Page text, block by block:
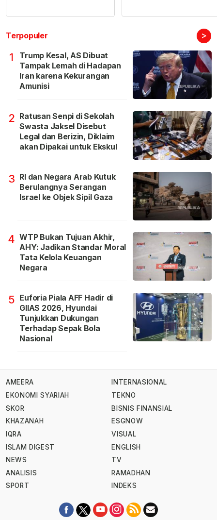
Terpopuler >
1
Trump Kesal, AS Dibuat
Tampak Lemah di Hadapan
Iran karena Kekurangan
Amunisi
2 Ratusan Senpi di Sekolah
Swasta Jaksel Disebut
Legal dan Berizin, Diklaim
akan Dipakai untuk Ekskul
3 RI dan Negara Arab Kutuk
Berulangnya Serangan
Israel ke Objek Sipil Gaza
4 WTP Bukan Tujuan Akhir,
AHY: Jadikan Standar Moral
Tata Kelola Keuangan
Negara
5 Euforia Piala AFF Hadir di
GIIAS 2026, Hyundai
Tunjukkan Dukungan
Terhadap Sepak Bola
Nasional
AMEERA
EKONOMI SYARIAH
SKOR
KHAZANAH
IQRA
ISLAM DIGEST
NEWS
ANALISIS
SPORT
INTERNASIONAL
TEKNO
BISNIS FINANSIAL
ESGNOW
VISUAL
ENGLISH
TV
RAMADHAN
INDEKS